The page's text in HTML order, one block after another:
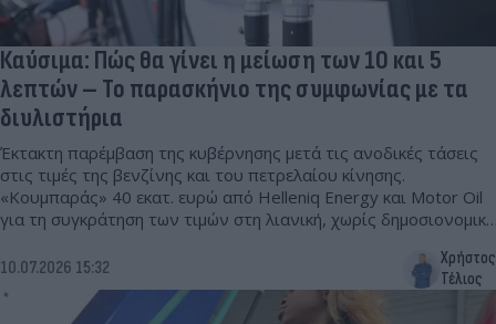
Καύσιμα: Πώς θα γίνει η μείωση των 10 και 5
λεπτών – Το παρασκήνιο της συμφωνίας με τα
διυλιστήρια
Έκτακτη παρέμβαση της κυβέρνησης μετά τις ανοδικές τάσεις
στις τιμές της βενζίνης και του πετρελαίου κίνησης.
«Κουμπαράς» 40 εκατ. ευρώ από Helleniq Energy και Motor Oil
για τη συγκράτηση των τιμών στη λιανική, χωρίς δημοσιονομικό
10.07.2026 15:32
Χρήστος
Τέλιος